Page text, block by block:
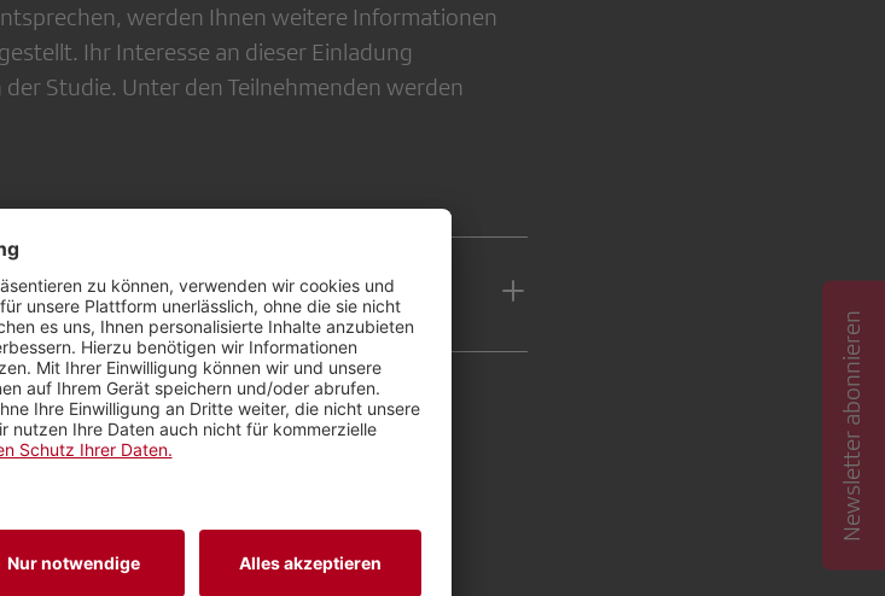
werden Ihnen weitere Informationen
Ihr Interesse an dieser Einladung
Studie. Unter den Teilnehmenden werden
Newsletter abonnieren